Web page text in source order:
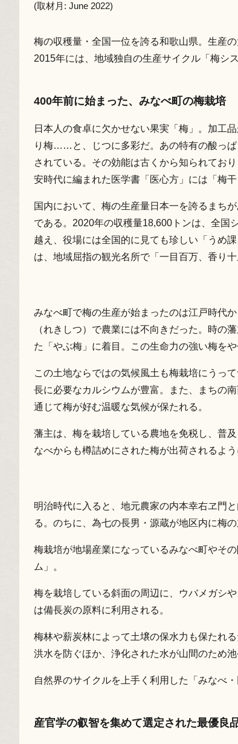
(取材月: June 2022)
梅の収穫量・全国一位を誇る和歌山県。生産
2015年には、地域独自の生産サイクル「梅シ
400年前に始まった、みなべ町の梅栽培
日本人の食卓に欠かせない果実「梅」。加工
り梅……と、じつに多彩だ。あの特有の酸っ
されている。その効能は古くから知られてお
安時代に編まれた医学書「医心方」には「梅
国内において、梅の生産量日本一を誇るまち
である。2020年の収穫量18,600トンは、全国
越え、役場には全国的に見ても珍しい「うめ
は、地域屈指の観光名所で「一目百万、香り十
みなべ町で梅の生産が始まったのは江戸時代
（れきしつ）で農業には不向きだった。時の
た「やぶ梅」に着目。この生命力の強い梅を
この土地ならではの気候風土も梅栽培にうっ
長に必要なカルシウムが豊富。また、まちの
通じて梅が好む温暖な気候が保たれる。
藩主は、梅を栽培している農地を免税し、普
なべからも樽詰めにされた梅が出荷されるよう
明治時代に入ると、地元農家の内本幸右ヱ門
る。のちに、為七の長男・源蔵が地区内に梅
梅栽培が地場産業になっているみなべ町やそ
ム」。
梅を栽培している斜面の周辺に、ウバメガシ
は備長炭の原料に利用される。
梅林や薪炭林によって土壌の保水力も保たれ
洪水を防ぐほか、浄化された水が山間のため
自然界のサイクルを上手く利用した「みなべ
産官学の叡智を集めて選定された最優良